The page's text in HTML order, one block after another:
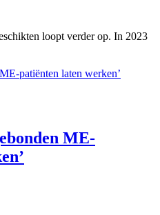
loopt verder op. In 2023
ME-